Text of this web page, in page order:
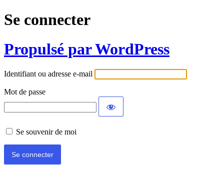
Se connecter
Propulsé par WordPress
Identifiant ou adresse e-mail
Mot de passe
Se souvenir de moi